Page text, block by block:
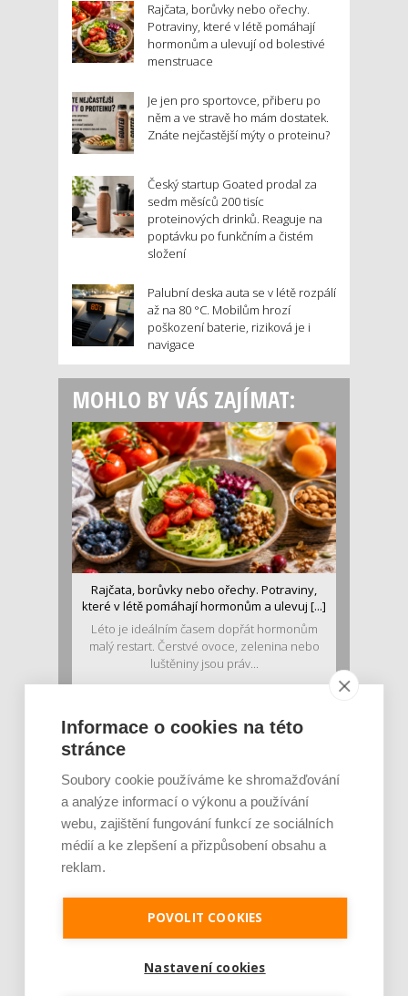
Rajčata, borůvky nebo ořechy.
Potraviny, které v létě pomáhají
hormonům a ulevují od bolestivé
menstruace
Je jen pro sportovce, přiberu po
něm a ve stravě ho mám dostatek.
Znáte nejčastější mýty o proteinu?
Český startup Goated prodal za
sedm měsíců 200 tisíc
proteinových drinků. Reaguje na
poptávku po funkčním a čistém
složení
Palubní deska auta se v létě rozpálí
až na 80 °C. Mobilům hrozí
poškození baterie, riziková je i
navigace
MOHLO BY VÁS ZAJÍMAT:
Rajčata, borůvky nebo ořechy. Potraviny,
které v létě pomáhají hormonům a ulevuj [...]
Léto je ideálním časem dopřát hormonům
malý restart. Čerstvé ovoce, zelenina nebo
luštěniny jsou práv...
Je jen pro sportovce, přiberu po něm a ve
v oblasti zdraví, výživy i dlouhověkosti. Přesto
se o ně...
Informace o cookies na této
stránce
Soubory cookie používáme ke shromažďování
a analýze informací o výkonu a používání
webu, zajištění fungování funkcí ze sociálních
médií a ke zlepšení a přizpůsobení obsahu a
reklam.
POVOLIT COOKIES
Nastavení cookies